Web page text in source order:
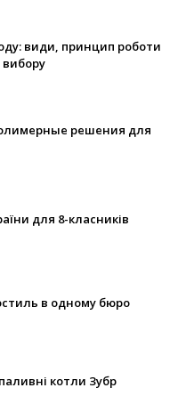
види, принцип роботи
решения для
для 8-класників
в одному бюро
котли Зубр